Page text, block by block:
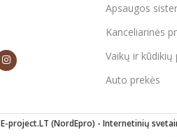
Apsaugos
Kanceliarinės
Vaikų ir kūdikių
Auto prekės
E-project.LT (NordEpro) - Internetinių